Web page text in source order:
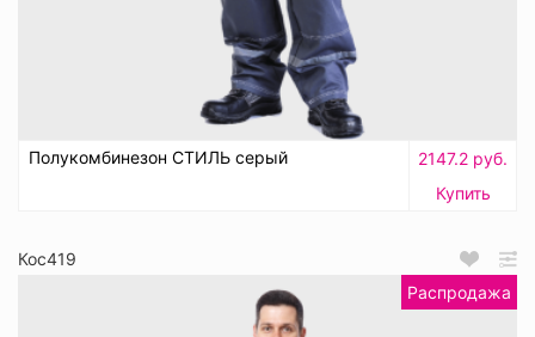
Полукомбинезон СТИЛЬ серый
2147.2 руб.
Купить
Кос419
Распродажа